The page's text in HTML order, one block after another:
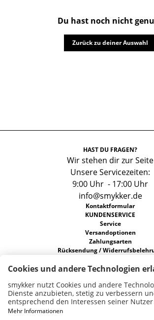
Du hast noch nicht
Zurück zu deiner Auswahl
HAST DU FRAGEN?
Wir stehen dir zur Seite
Unsere Servicezeiten:
9:00 Uhr - 17:00 Uhr
info@smykker.de
Kontaktformular
KUNDENSERVICE
Service
Versandoptionen
Zahlungsarten
Rücksendung /
Allgemeine
ÜBER UNS
Unsere Stores
Nachhaltigkeit